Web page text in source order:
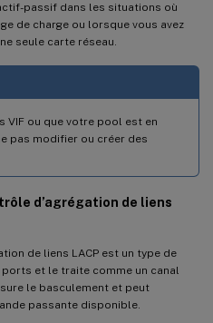
passif dans les situations où
de charge ou lorsque vous avez
seule carte réseau.
VIF ou que votre pool est en
pas modifier ou créer des
d’agrégation de liens
de liens LACP est un type de
et le traite comme un canal
le basculement et peut
passante disponible.